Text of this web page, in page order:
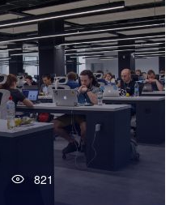
821